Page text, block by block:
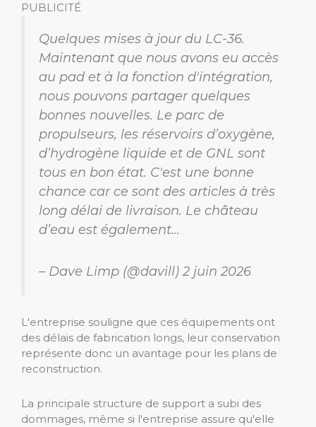
PUBLICITÉ
Quelques mises à jour du LC-36.
Maintenant que nous avons eu accès
au pad et à la fonction d'intégration,
nous pouvons partager quelques
bonnes nouvelles. Le parc de
propulseurs, les réservoirs d’oxygène,
d’hydrogène liquide et de GNL sont
tous en bon état. C'est une bonne
chance car ce sont des articles à très
long délai de livraison. Le château
d’eau est également…
– Dave Limp (@davill) 2 juin 2026
L'entreprise souligne que ces équipements ont
des délais de fabrication longs, leur conservation
représente donc un avantage pour les plans de
reconstruction.
La principale structure de support a subi des
dommages, même si l'entreprise assure qu'elle